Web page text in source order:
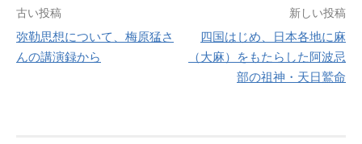
k
投
稿
古い投稿
弥勒思想について、梅原猛さ
んの講演録から
新しい投稿
四国はじめ、日本各地に麻
（大麻）をもたらした阿波忌
部の祖神・天日鷲命